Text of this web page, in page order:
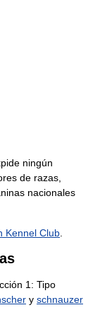
ningún
de razas,
nacionales
Kennel Club
1: Tipo
y schnauzer